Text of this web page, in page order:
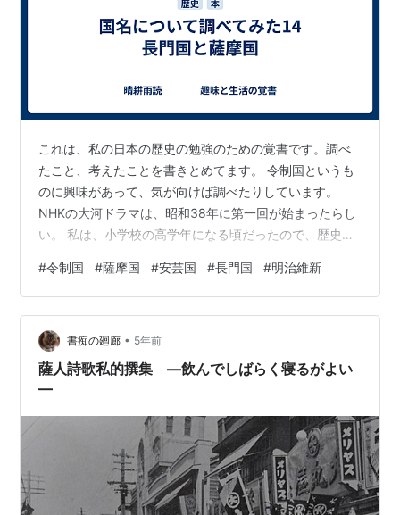
これは、私の日本の歴史の勉強のための覚書です。調べ
たこと、考えたことを書きとめてます。 令制国というも
のに興味があって、気が向けば調べたりしています。
NHKの大河ドラマは、昭和38年に第一回が始まったらし
い。 私は、小学校の高学年になる頃だったので、歴史好
っていた。 中学生になった年は、村上元三原作の「源義
経」で、主人公を尾上菊之助さんが演じた。 とても、評
判良くて、マスコミでも取り上げられていた。 ところ
が、私は大河ドラマをまったく見ていない。 唯一の例外
が、「独眼竜政宗」である。 その頃は、結婚して長男が
#令制国 #薩摩国 #安芸国 #長門国 #明治維新
書痴の廻廊 • 5年前
薩人詩歌私的撰集 ―飲んでしばらく寝るがよい
―